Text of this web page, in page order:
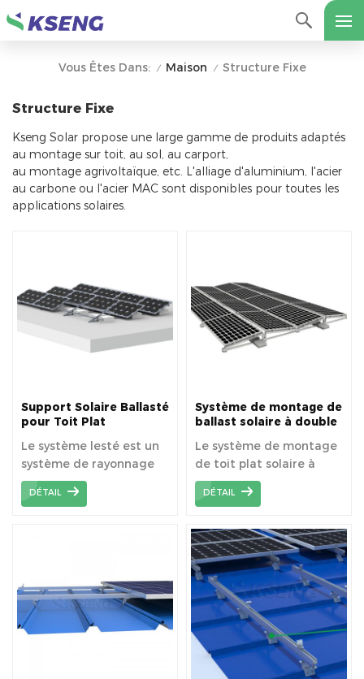
Vous Êtes Dans: / Maison / Structure Fixe
Structure Fixe
Kseng Solar propose une large gamme de produits adaptés
au montage sur toit, au sol, au carport,
au montage agrivoltaïque, etc. L'alliage d'aluminium, l'acier
au carbone ou l'acier MAC sont disponibles pour toutes les
applications solaires.
Support Solaire Ballasté
pour Toit Plat
Le système lesté est un
système de rayonnage
pour toit plat,
généralement utilisé sur
DÉTAIL
Système de montage de
ballast solaire à double
pour toit plat
Le système de montage
de toit plat solaire à
double inclinaison East
West est une conception
plus de panneaux
solaires dans la même
zone et une production
d'énergie plus élevée.
DÉTAIL